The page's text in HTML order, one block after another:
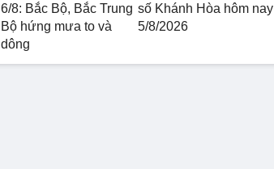
6/8: Bắc Bộ, Bắc Trung
Bộ hứng mưa to và
dông
số Khánh Hòa hôm nay
5/8/2026